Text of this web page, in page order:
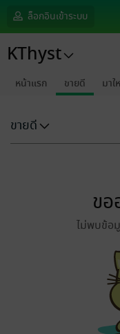
ล็อกอินเข้าระบบ
KThyst
หน้าแรก ขายดี มาใ
ขายดี
ขอ
ไม่พบข้อ